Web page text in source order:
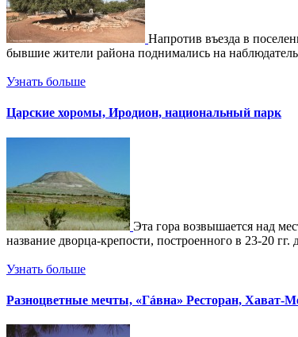
Напротив въезда в
бывшие жители района поднимались на
Узнать больше
Царские хоромы, Иродион, национальный парк
Эта гора возвышается над
название дворца-крепости, построенного в 23-20
Узнать больше
Разноцветные мечты, «Гáвна» Ресторан, Хават-